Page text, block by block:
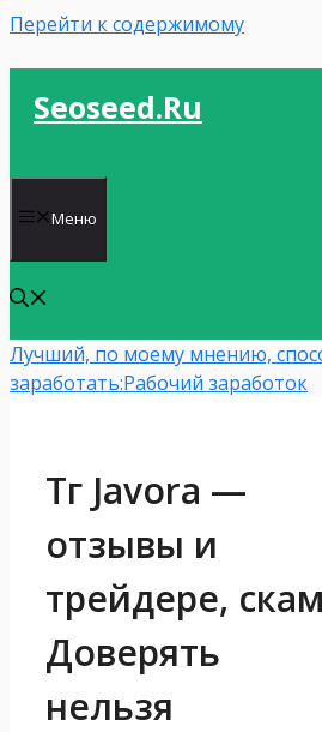
Перейти к содержимому
Seoseed.ru
Меню
Лучший, по моему мнению,
заработать:Рабочий заработок
Тг Javora —
отзывы и
трейдере,
Доверять
нельзя